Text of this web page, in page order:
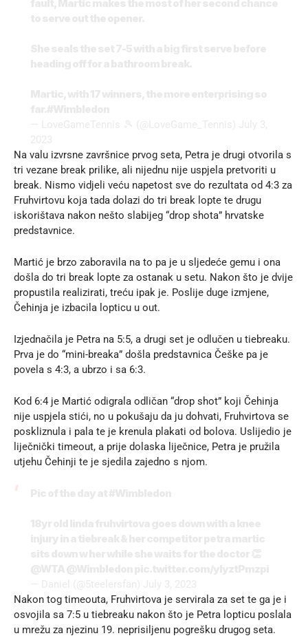
Na valu izvrsne završnice prvog seta, Petra je drugi otvorila s
tri vezane break prilike, ali nijednu nije uspjela pretvoriti u
break. Nismo vidjeli veću napetost sve do rezultata od 4:3 za
Fruhvirtovu koja tada dolazi do tri break lopte te drugu
iskorištava nakon nešto slabijeg “drop shota” hrvatske
predstavnice.
Martić je brzo zaboravila na to pa je u sljedeće gemu i ona
došla do tri break lopte za ostanak u setu. Nakon što je dvije
propustila realizirati, treću ipak je. Poslije duge izmjene,
Čehinja je izbacila lopticu u out.
Izjednačila je Petra na 5:5, a drugi set je odlučen u tiebreaku.
Prva je do “mini-breaka” došla predstavnica Češke pa je
povela s 4:3, a ubrzo i sa 6:3.
Kod 6:4 je Martić odigrala odličan “drop shot” koji Čehinja
nije uspjela stići, no u pokušaju da ju dohvati, Fruhvirtova se
poskliznula i pala te je krenula plakati od bolova. Uslijedio je
liječnički timeout, a prije dolaska liječnice, Petra je pružila
utjehu Čehinji te je sjedila zajedno s njom.
Nakon tog timeouta, Fruhvirtova je servirala za set te ga je i
osvojila sa 7:5 u tiebreaku nakon što je Petra lopticu poslala
u mrežu za njezinu 19. neprisiljenu pogrešku drugog seta.